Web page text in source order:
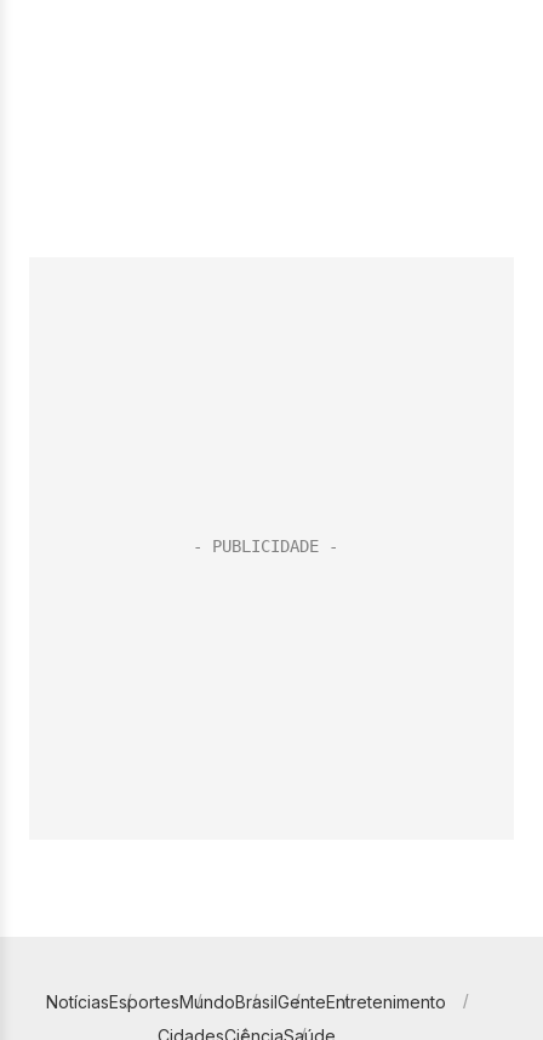
NotíciasEsportesMundoBrasilGenteEntretenimento
CidadesCiênciaSaúde